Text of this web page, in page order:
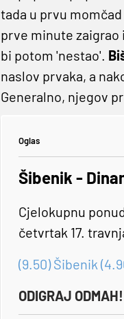
tada u prvu
prve minute zaigrao
bi potom 'nestao'.
naslov prvaka, a
Generalno, njegov
Oglas
Šibenik -
Cjelokupnu
četvrtak 17.
(9.50) Šibenik
ODIGRAJ ODMAH!